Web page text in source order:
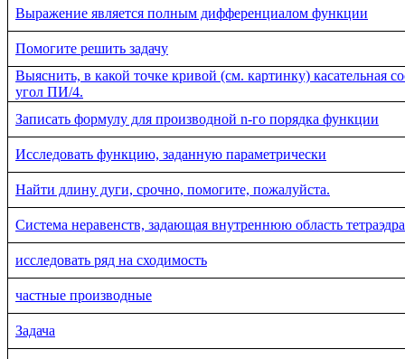
Выражение является полным дифференциалом функции
Помогите решить задачу
Выяснить, в какой точке кривой (см. картинку) касательная
угол ПИ/4.
Записать формулу для производной n-го порядка функции
Исследовать функцию, заданную параметрически
Найти длину дуги, срочно, помогите, пожалуйста.
Система неравенств, задающая внутреннюю область
исследовать ряд на сходимость
частные производные
Задача